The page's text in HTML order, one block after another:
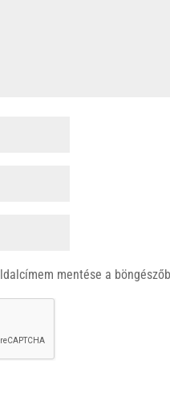
mentése a